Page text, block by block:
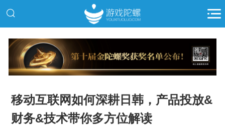
推广
移动互联网如何深耕日韩，产品投放&
财务&技术带你多方位解读